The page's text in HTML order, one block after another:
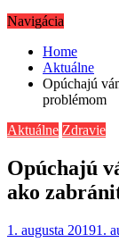
Navigácia
Home
Aktuálne
Opúchajú
problémom
Aktuálne Zdravie
Opúchajú
ako
1. augusta 20191.